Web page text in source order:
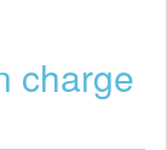
charge